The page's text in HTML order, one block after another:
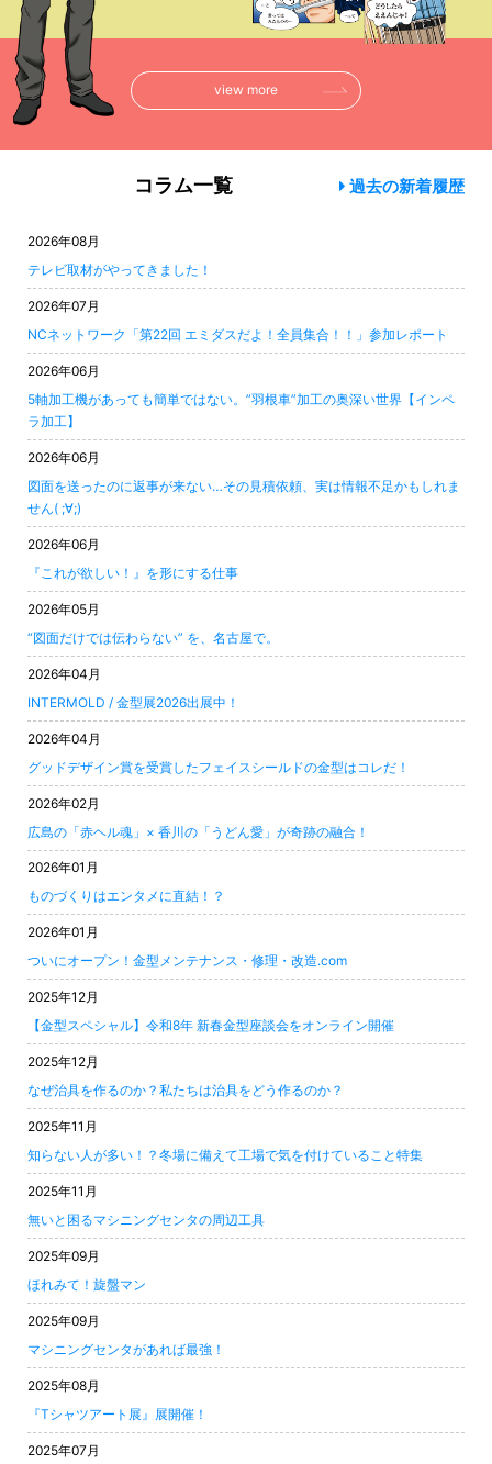
view more
コラム一覧 過去の新着履歴
2026年08月
テレビ取材がやってきました！
2026年07月
NCネットワーク「第22回 エミダスだよ！全員集合！！」参加レポート
2026年06月
5軸加工機があっても簡単ではない。”羽根車”加工の奥深い世界【インペ
ラ加工】
2026年06月
図面を送ったのに返事が来ない…その見積依頼、実は情報不足かもしれま
せん( ;∀;)
2026年06月
『これが欲しい！』を形にする仕事
2026年05月
“図面だけでは伝わらない” を、名古屋で。
2026年04月
INTERMOLD / 金型展2026出展中！
2026年04月
グッドデザイン賞を受賞したフェイスシールドの金型はコレだ！
2026年02月
広島の「赤ヘル魂」× 香川の「うどん愛」が奇跡の融合！
2026年01月
ものづくりはエンタメに直結！？
2026年01月
ついにオープン！金型メンテナンス・修理・改造.com
2025年12月
【金型スペシャル】令和8年 新春金型座談会をオンライン開催
2025年12月
なぜ治具を作るのか？私たちは治具をどう作るのか？
2025年11月
知らない人が多い！？冬場に備えて工場で気を付けていること特集
2025年11月
無いと困るマシニングセンタの周辺工具
2025年09月
ほれみて！旋盤マン
2025年09月
マシニングセンタがあれば最強！
2025年08月
『Tシャツアート展』展開催！
2025年07月